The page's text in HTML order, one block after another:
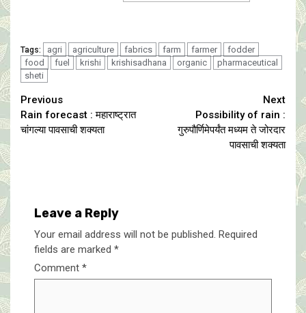
Tags: agri agriculture fabrics farm farmer
fodder
food
fuel krishi krishisadhana organic
pharmaceutical
sheti
Continue
Reading
Previous
Rain forecast : महाराष्ट्रात
चांगल्या पावसाची शक्यता
Next
Possibility of rain :
गुरुपौर्णिमेपर्यंत मध्यम ते जोरदार
पावसाची शक्यता
Leave a Reply
Your email address will not be published. Required
fields are marked *
Comment *